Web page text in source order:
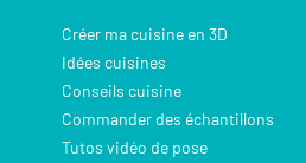
Créer ma cuisine en 3D
Idées cuisines
Conseils cuisine
Commander des échantillons
Tutos vidéo de pose